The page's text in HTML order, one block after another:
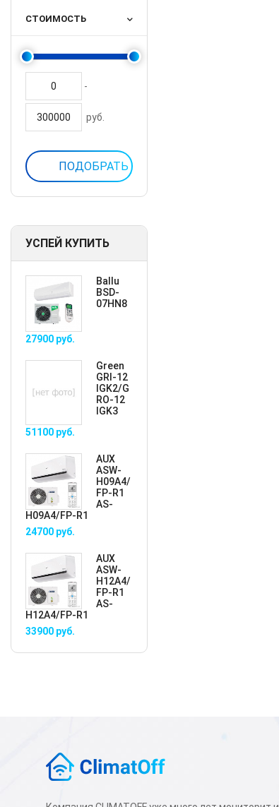
СТОИМОСТЬ
-
руб.
УСПЕЙ КУПИТЬ
Ballu
BSD-
07HN8
27900 руб.
Green
GRI-12
IGK2/G
RO-12
IGK3
51100 руб.
AUX
ASW-
H09A4/
FP-R1
AS-
H09A4/FP-R1
24700 руб.
AUX
ASW-
H12A4/
FP-R1
AS-
H12A4/FP-R1
33900 руб.